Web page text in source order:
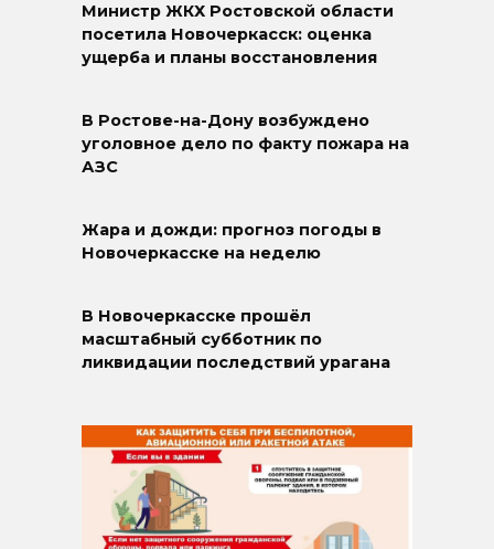
Министр ЖКХ Ростовской области
посетила Новочеркасск: оценка
ущерба и планы восстановления
В Ростове-на-Дону возбуждено
уголовное дело по факту пожара на
АЗС
Жара и дожди: прогноз погоды в
Новочеркасске на неделю
В Новочеркасске прошёл
масштабный субботник по
ликвидации последствий урагана